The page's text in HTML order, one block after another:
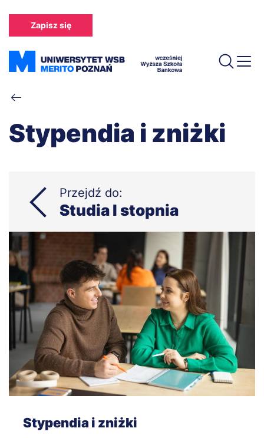
treści
Zapisz się
Ścieżka
nawigacyjna
Stypendia i zniżki
Przejdź do:
Studia I stopnia
Stypendia i zniżki